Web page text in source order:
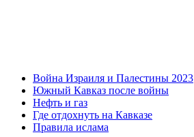
Война Израиля и Палестины 2023
Южный Кавказ после войны
Нефть и газ
Где отдохнуть на Кавказе
Правила ислама